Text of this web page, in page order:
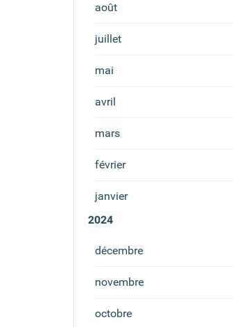
août
juillet
mai
avril
mars
février
janvier
2024
décembre
novembre
octobre